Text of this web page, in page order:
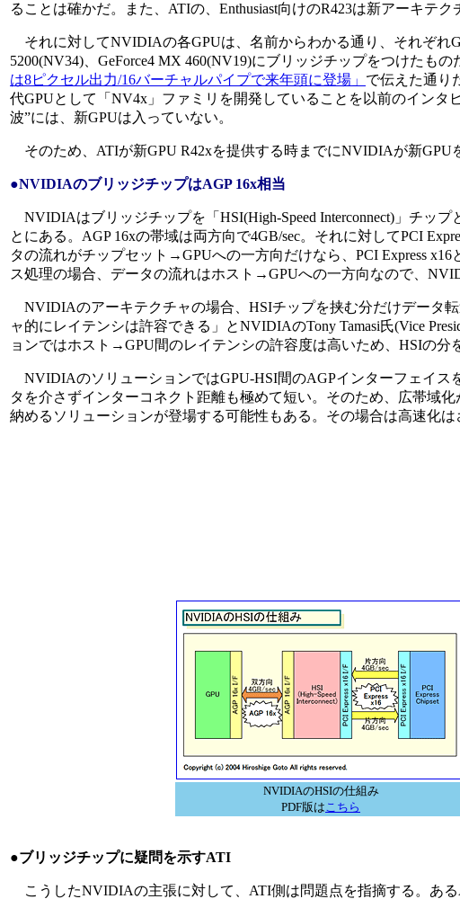
ることは確かだ。また、ATIの、Enthusiast向けのR423は新アーキテク
それに対してNVIDIAの各GPUは、名前からわかる通り、それぞれ
5200(NV34)、GeForce4 MX 460(NV19)にブリッジチップをつけたも
は8ピクセル出力/16バーチャルパイプで来年頭に登場」 で伝えた通り
代GPUとして「NV4x」ファミリを開発していることを以前のイン
波”には、新GPUは入っていない。
そのため、ATIが新GPU R42xを提供する時までにNVIDIAが新GPU
●NVIDIAのブリッジチップはAGP 16x相当
NVIDIAはブリッジチップを「HSI(High-Speed Interconnect)」チッ
とにある。AGP 16xの帯域は両方向で4GB/sec。それに対してPCI
タの流れがチップセット→GPUへの一方向だけなら、PCI Express
ス処理の場合、データの流れはホスト→GPUへの一方向なので、
NVIDIAのアーキテクチャの場合、HSIチップを挟む分だけデータ
ャ的にレイテンシは許容できる」とNVIDIAのTony Tamasi氏(Vice
ョンではホスト→GPU間のレイテンシの許容度は高いため、HSIの分
NVIDIAのソリューションではGPU-HSI間のAGPインターフェイス
タを介さずインターコネクト距離も極めて短い。そのため、広帯域
納めるソリューションが登場する可能性もある。その場合は高速化は
NVIDIAのHSIの仕組み
PDF版はこちら
●ブリッジチップに疑問を示すATI
こうしたNVIDIAの主張に対して、ATI側は問題点を指摘する。あ